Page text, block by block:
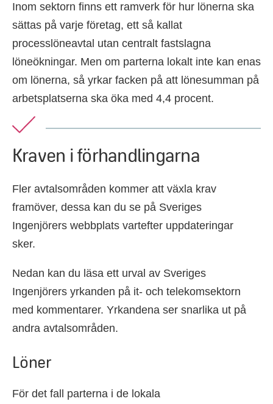
Inom sektorn finns ett ramverk för hur lönerna ska
sättas på varje företag, ett så kallat
processlöneavtal utan centralt fastslagna
löneökningar. Men om parterna lokalt inte kan enas
om lönerna, så yrkar facken på att lönesumman på
arbetsplatserna ska öka med 4,4 procent.
Kraven i förhandlingarna
Fler avtalsområden kommer att växla krav
framöver, dessa kan du se på Sveriges
Ingenjörers webbplats vartefter uppdateringar
sker.
Nedan kan du läsa ett urval av Sveriges
Ingenjörers yrkanden på it- och telekomsektorn
med kommentarer. Yrkandena ser snarlika ut på
andra avtalsområden.
Löner
För det fall parterna i de lokala